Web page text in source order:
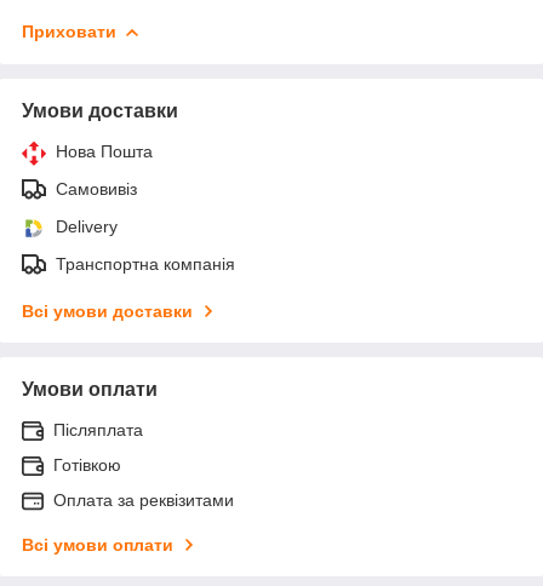
Приховати
Умови доставки
Нова Пошта
Самовивіз
Delivery
Транспортна компанія
Всі умови доставки
Умови оплати
Післяплата
Готівкою
Оплата за реквізитами
Всі умови оплати